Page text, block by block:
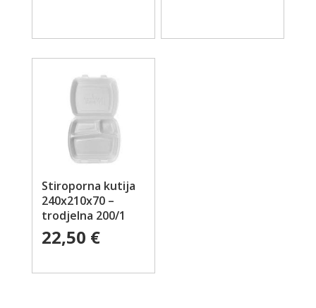
Stiroporna kutija
240x210x70 –
trodjelna 200/1
22,50 €